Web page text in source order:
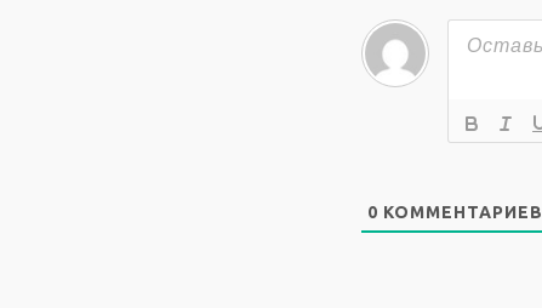
0 КОММЕНТАРИЕВ